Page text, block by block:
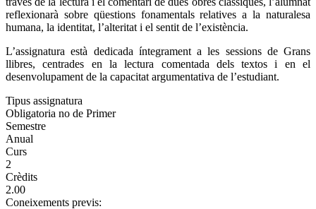
reflexionarà sobre qüestions fonamentals relatives a la naturalesa
humana, la identitat, l’alteritat i el sentit de l’existència.
L’assignatura està dedicada íntegrament a les sessions de Grans
llibres, centrades en la lectura comentada dels textos i en el
desenvolupament de la capacitat argumentativa de l’estudiant.
Tipus assignatura
Obligatoria no de Primer
Semestre
Anual
Curs
2
Crèdits
2.00
Coneixements previs: